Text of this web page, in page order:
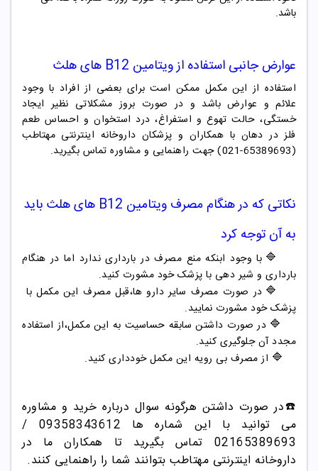
باشد.
عوارض جانبی استفاده ازویتامین B12 های هلث
استفاده از این مکمل ممکن است برای بعضی از افراد با وجود
علائم و عوارض باشد و در صورت بروز مشکلاتی نظیر ایجاد
خستگی، حالت تهوع و استفراغ، درد استخوان و احساس طعم
فلز در دهان با همکاران و پزشکان داروخانه اینترنتی مهتاطب
(65389693-021) جهت راهنمایی و مشاوره تماس بگیرید.
نکاتی که در هنگام مصرف ویتامین B12 های هلث باید
به آن توجه کرد
🔷 با وجود ابنکه منع مصرف در بارداری ندارد اما در هنگام
بارداری و شیر دهی با پزشک خود مشورت کنید.
🔷 در صورت مصرف سایر دارو ها،قبل مصرف این مکمل با
پزشک خود مشورت نمایید.
🔷 در صورت داشتن سابقه حساسیت به این مکمل،از استفاده
مجدد آن جلوگیری کنید.
🔷 از مصرف بی رویه این مکمل خودداری کنید.
☎️در صورت داشتن هرگونه سوال درباره خرید و مشاوره
می توانید با این شماره ها 09358343612 /
02165389693
تماس بگیرید تا همکاران ما در
داروخانه اینترنتی مهتاطب بتوانند شما را راهنمایی کنند.